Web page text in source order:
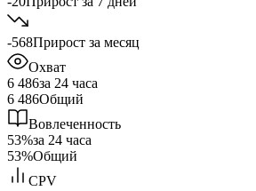
-568Прирост за месяц
Охват
6 486за 24 часа
6 486Общий
Вовлеченность
53%за 24 часа
53%Общий
CPV